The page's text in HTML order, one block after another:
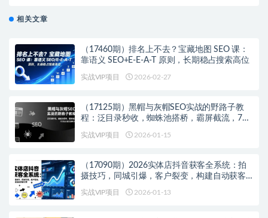
相关文章
（17460期）排名上不去？宝藏地图 SEO 课：
靠语义 SEO+E-E-A-T 原则，长期稳占搜索高位
实战VIP项目 2026-02-27
（17125期）黑帽与灰帽SEO实战的野路子教
程：泛目录秒收，蜘蛛池搭桥，霸屏截流，7天
实战VIP项目 2026-01-15
（17090期）2026实体店抖音获客全系统：拍
摄技巧，同城引爆，客户裂变，构建自动获客
实战VIP项目 2026-01-13